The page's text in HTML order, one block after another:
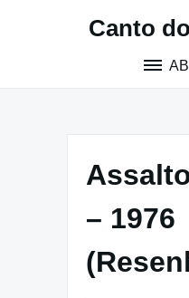
Canto
– 1976